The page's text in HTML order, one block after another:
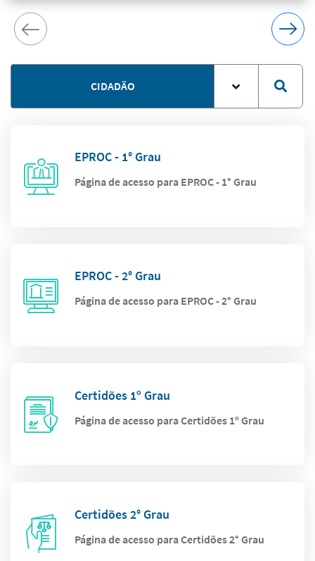
CIDADÃO
EPROC - 1° Grau
Página de acesso para EPROC - 1° Grau
EPROC - 2° Grau
Página de acesso para EPROC - 2° Grau
Certidões 1º Grau
Página de acesso para Certidões 1º Grau
Certidões 2° Grau
Página de acesso para Certidões 2° Grau